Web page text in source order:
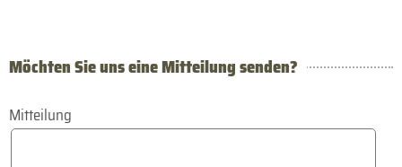
Möchten Sie uns eine Mitteilung senden?
Mitteilung